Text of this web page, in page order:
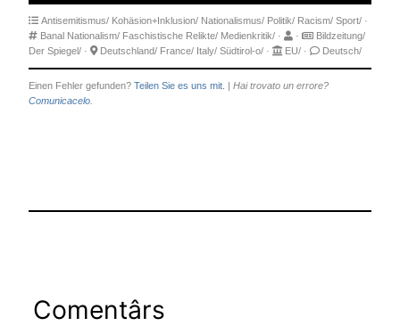
Antisemitismus/ Kohäsion+Inklusion/ Nationalismus/ Politik/ Racism/ Sport/ ·
Banal Nationalism/ Faschistische Relikte/ Medienkritik/ · ·
Bildzeitung/
Der Spiegel/ · Deutschland/ France/ Italy/ Südtirol-o/ · EU/ · Deutsch/
Einen Fehler gefunden? Teilen Sie es uns mit. | Hai trovato un errore?
Comunicacelo.
Comentârs